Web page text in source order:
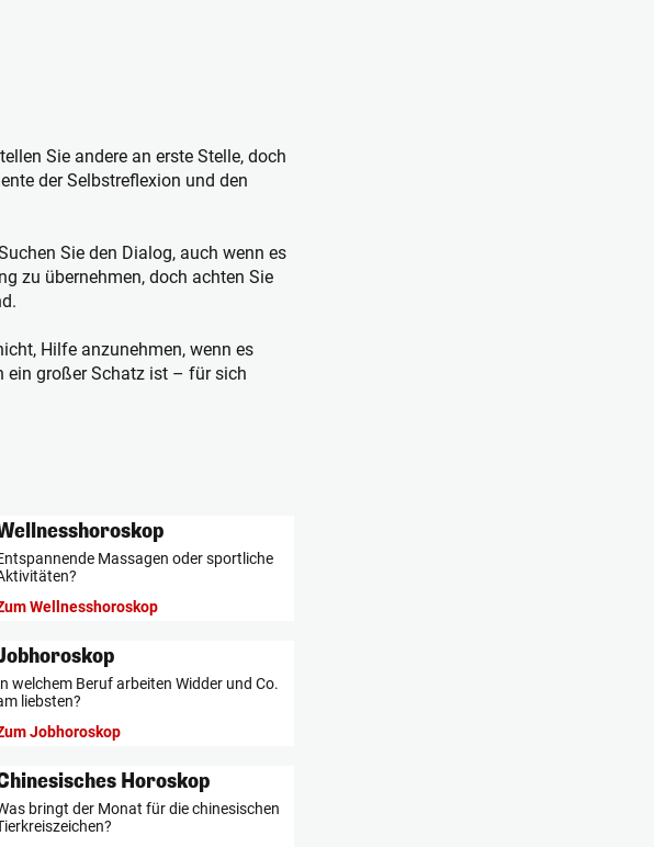
Sie andere an erste Stelle, doch
der Selbstreflexion und den
Sie den Dialog, auch wenn es
zu übernehmen, doch achten Sie
Hilfe anzunehmen, wenn es
ein großer Schatz ist – für sich
Massagen oder sportliche
Wellnesshoroskop
welchem Beruf arbeiten Widder und Co.
liebsten?
Jobhoroskop
Horoskop
bringt der Monat für die chinesischen